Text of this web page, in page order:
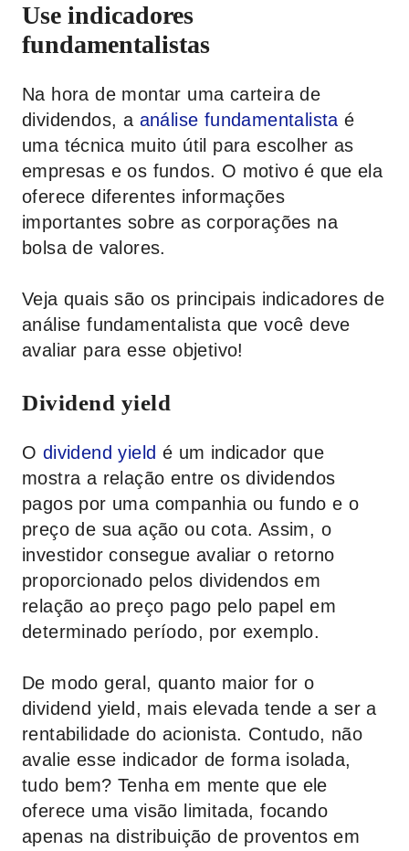
Use indicadores
fundamentalistas
Na hora de montar uma carteira de
dividendos, a análise fundamentalista é
uma técnica muito útil para escolher as
empresas e os fundos. O motivo é que ela
oferece diferentes informações
importantes sobre as corporações na
bolsa de valores.
Veja quais são os principais indicadores de
análise fundamentalista que você deve
avaliar para esse objetivo!
Dividend yield
O dividend yield é um indicador que
mostra a relação entre os dividendos
pagos por uma companhia ou fundo e o
preço de sua ação ou cota. Assim, o
investidor consegue avaliar o retorno
proporcionado pelos dividendos em
relação ao preço pago pelo papel em
determinado período, por exemplo.
De modo geral, quanto maior for o
dividend yield, mais elevada tende a ser a
rentabilidade do acionista. Contudo, não
avalie esse indicador de forma isolada,
tudo bem? Tenha em mente que ele
oferece uma visão limitada, focando
apenas na distribuição de proventos em